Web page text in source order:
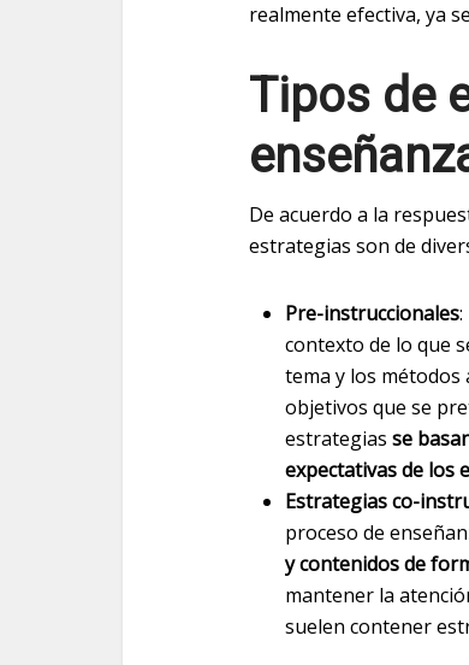
realmente efectiva, ya
Tipos de
De acuerdo a la
estrategias son de
Pre-instruccionales
contexto de lo que
tema y los
objetivos que se
estrategias se
expectativas de los
Estrategias co-
proceso de
y contenidos de
mantener la
suelen contener